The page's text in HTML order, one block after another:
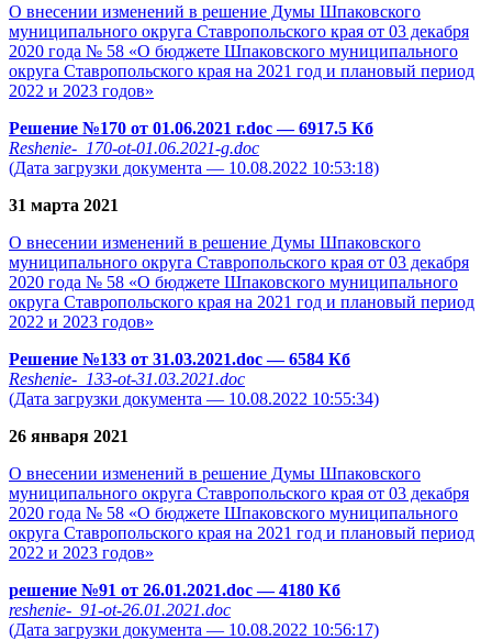
О внесении изменений в решение Думы Шпаковского
муниципального округа Ставропольского края от 03 декабря
2020 года № 58 «О бюджете Шпаковского муниципального
округа Ставропольского края на 2021 год и плановый период
2022 и 2023 годов»
Решение №170 от 01.06.2021 г.doc— 6917.5 Кб
Reshenie-_170-ot-01.06.2021-g.doc
(Дата загрузки документа — 10.08.2022 10:53:18)
31 марта 2021
О внесении изменений в решение Думы Шпаковского
муниципального округа Ставропольского края от 03 декабря
2020 года № 58 «О бюджете Шпаковского муниципального
округа Ставропольского края на 2021 год и плановый период
2022 и 2023 годов»
Решение №133 от 31.03.2021.doc— 6584 Кб
Reshenie-_133-ot-31.03.2021.doc
(Дата загрузки документа — 10.08.2022 10:55:34)
26 января 2021
О внесении изменений в решение Думы Шпаковского
муниципального округа Ставропольского края от 03 декабря
2020 года № 58 «О бюджете Шпаковского муниципального
округа Ставропольского края на 2021 год и плановый период
2022 и 2023 годов»
решение №91 от 26.01.2021.doc— 4180 Кб
reshenie-_91-ot-26.01.2021.doc
(Дата загрузки документа — 10.08.2022 10:56:17)